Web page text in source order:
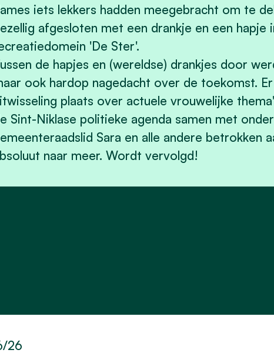
iets lekkers hadden meegebracht om te
afgesloten met een drankje en een hapje
'De Ster'.
de hapjes en (wereldse) drankjes door
ook hardop nagedacht over de toekomst.
plaats over actuele vrouwelijke
Sint-Niklase politieke agenda samen met
Sara en alle andere betrokken
naar meer. Wordt vervolgd!
26